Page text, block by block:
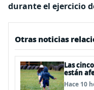
durante el ejercicio
Otras noticias
Las
están
en Chile
Hace 10